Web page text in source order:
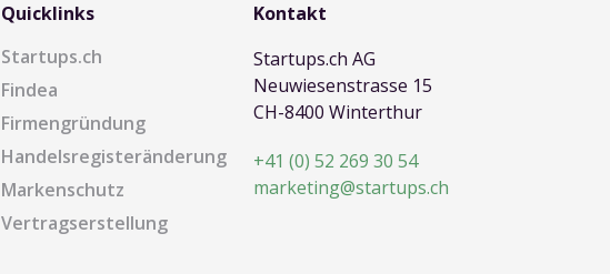
Quicklinks
Startups.ch
Findea
Firmengründung
Handelsregisteränderung
Markenschutz
Vertragserstellung
Kontakt
Startups.ch AG
Neuwiesenstrasse 15
CH-8400 Winterthur
+41 (0) 52 269 30 54
marketing@startups.ch